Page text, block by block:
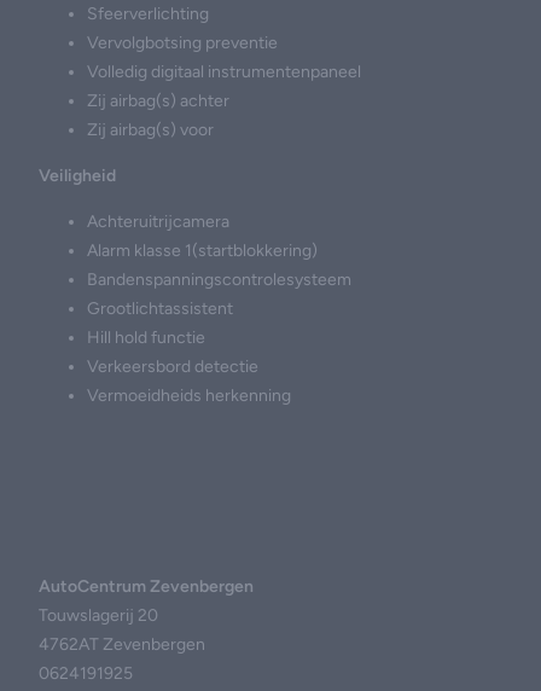
Sfeerverlichting
Vervolgbotsing preventie
Volledig digitaal instrumentenpaneel
Zij airbag(s) achter
Zij airbag(s) voor
Veiligheid
Achteruitrijcamera
Alarm klasse 1(startblokkering)
Bandenspanningscontrolesysteem
Grootlichtassistent
Hill hold functie
Verkeersbord detectie
Vermoeidheids herkenning
AutoCentrum Zevenbergen
Touwslagerij 20
4762AT Zevenbergen
0624191925